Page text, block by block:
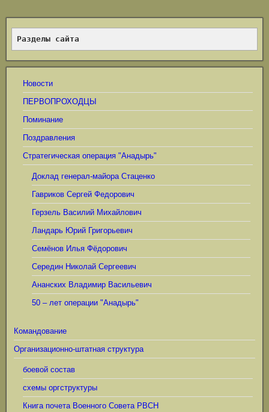
Разделы сайта
Новости
ПЕРВОПРОХОДЦЫ
Поминание
Поздравления
Стратегическая операция "Анадырь"
Доклад генерал-майора Стаценко
Гавриков Сергей Федорович
Герзель Василий Михайлович
Ландарь Юрий Григорьевич
Семёнов Илья Фёдорович
Середин Николай Сергеевич
Ананских Владимир Васильевич
50 – лет операции "Анадырь"
Командование
Организационно-штатная структура
боевой состав
схемы оргструктуры
Книга почета Военного Совета РВСН